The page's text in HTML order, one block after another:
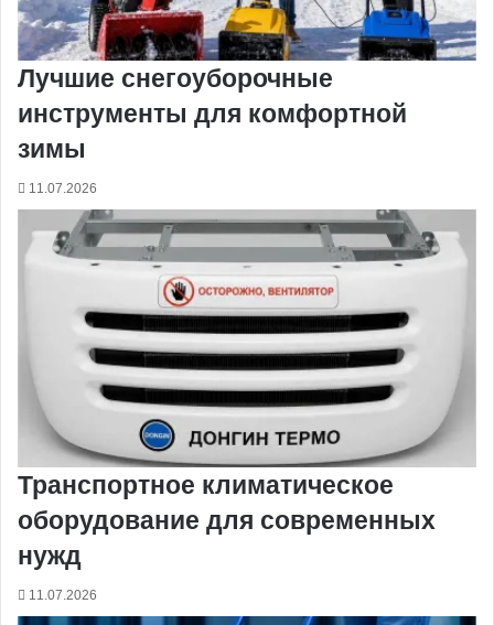
Лучшие снегоуборочные
инструменты для комфортной
зимы
11.07.2026
Транспортное климатическое
оборудование для современных
нужд
11.07.2026